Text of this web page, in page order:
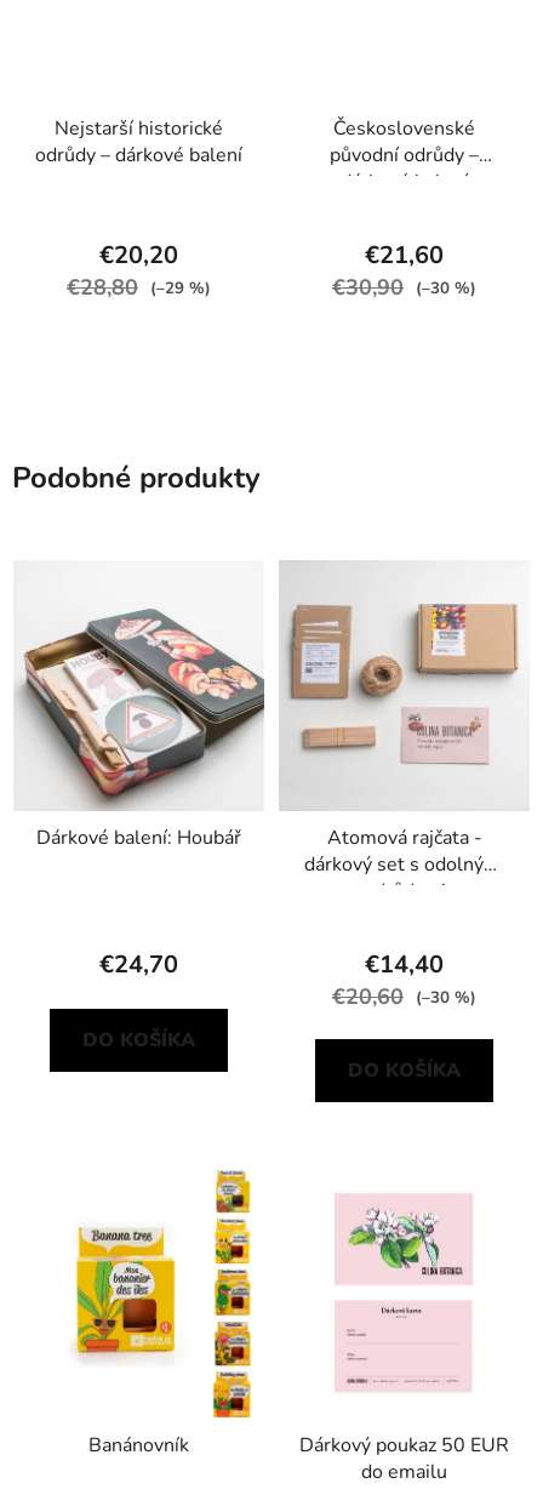
Nejstarší historické
odrůdy – dárkové balení
€20,20
€28,80 (–29 %)
Československé
původní odrůdy –
dárkové balení
€21,60
€30,90 (–30 %)
Podobné produkty
Dárkové balení: Houbář
€24,70
DO KOŠÍKA
Atomová rajčata -
dárkový set s odolnými
odrůdami
€14,40
€20,60 (–30 %)
DO KOŠÍKA
Banánovník
Dárkový poukaz 50 EUR
do emailu